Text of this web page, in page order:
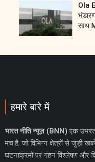
Ola
साथ
हमारे बारे में
भारत नीति न्यूज़ (BNN) एक
मंच है, जो विभिन्न क्षेत्रों से जुड़ी
घटनाक्रमों पर गहन विश्लेषण और